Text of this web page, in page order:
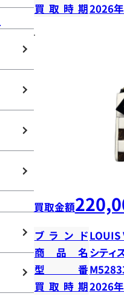
買取時期2026
買取金額
ブランドLOUIS
商品名 シティ
型番
買取時期2026